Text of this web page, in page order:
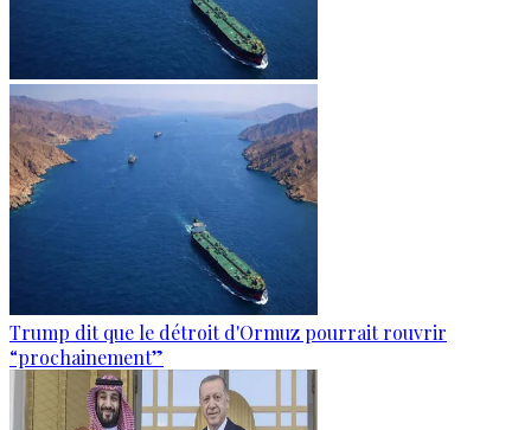
Trump dit que le détroit d'Ormuz pourrait rouvrir
“prochainement”